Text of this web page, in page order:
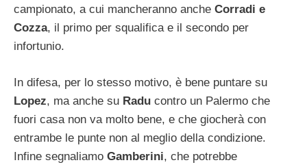
campionato, a cui mancheranno anche Corradi e
Cozza, il primo per squalifica e il secondo per
infortunio.
In difesa, per lo stesso motivo, è bene puntare su
Lopez, ma anche su Radu contro un Palermo che
fuori casa non va molto bene, e che giocherà con
entrambe le punte non al meglio della condizione.
Infine segnaliamo Gamberini, che potrebbe